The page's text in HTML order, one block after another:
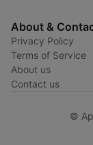
About &
Privacy Policy
Terms of Service
About us
Contact us
©